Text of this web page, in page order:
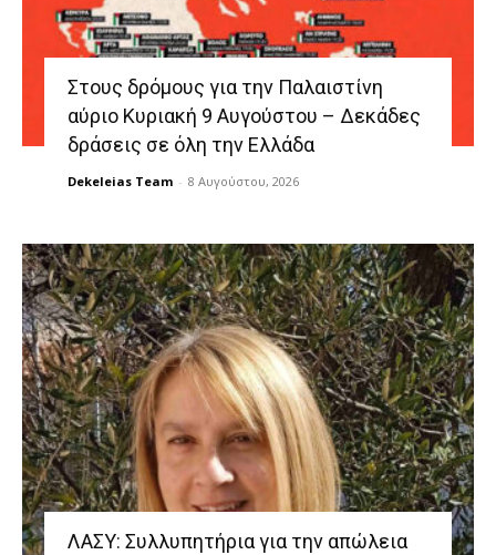
Στους δρόμους για την Παλαιστίνη
αύριο Κυριακή 9 Αυγούστου – Δεκάδες
δράσεις σε όλη την Ελλάδα
Dekeleias Team - 8 Αυγούστου, 2026
ΛΑΣΥ: Συλλυπητήρια για την απώλεια